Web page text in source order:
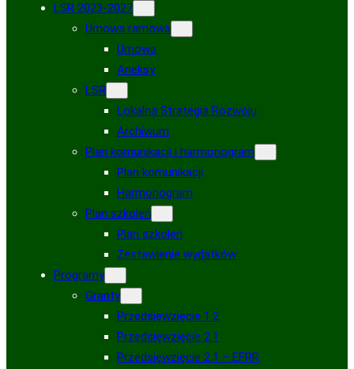
LSR 2023-2027
Umowa ramowa
Umowa
Aneksy
LSR
Lokalna Strategia Rozwoju
Archiwum
Plan komunikacji i harmonogram
Plan komunikacji
Harmonogram
Plan szkoleń
Plan szkoleń
Zestawienie wydatków
Programy
Granty
Przedsięwzięcie 1.2
Przedsięwzięcie 2.1
Przedsięwzięcie 2.1 – EFRR